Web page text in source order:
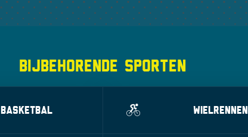
BIJBEHORENDE SPORTEN
BASKETBAL WIELRENNEN